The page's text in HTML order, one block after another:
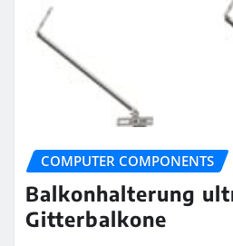
COMPUTER COMPONENTS
Balkonhalterung
Gitterbalkone